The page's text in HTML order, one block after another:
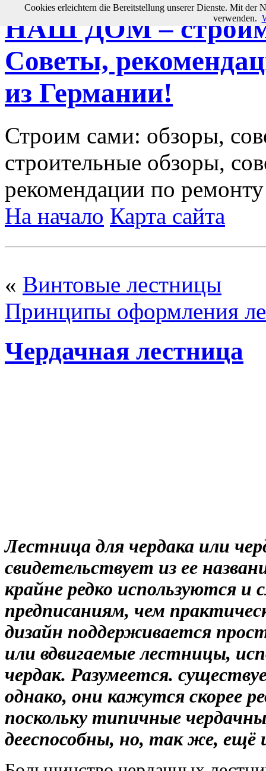
НАШ ДОМ – строим
Советы,
из Германии!
Строим сами: обзоры,
строительные обзоры,
рекомендации по ремонту
На начало Карта сайта
« Винтовые лестницы
Принципы оформления
Чердачная лестница
Лестница для чердака или
свидетельствует из ее
крайне редко используются
предписаниям, чем
дизайн поддерживается
или вдвигаемые лестницы,
чердак. Разумеется.
однако, они кажутся скорее
поскольку типичные
дееспособны, но, так же, ещё
Cookies erleichtern die Bereitstellung unserer Dienste. Mit der
verwenden.